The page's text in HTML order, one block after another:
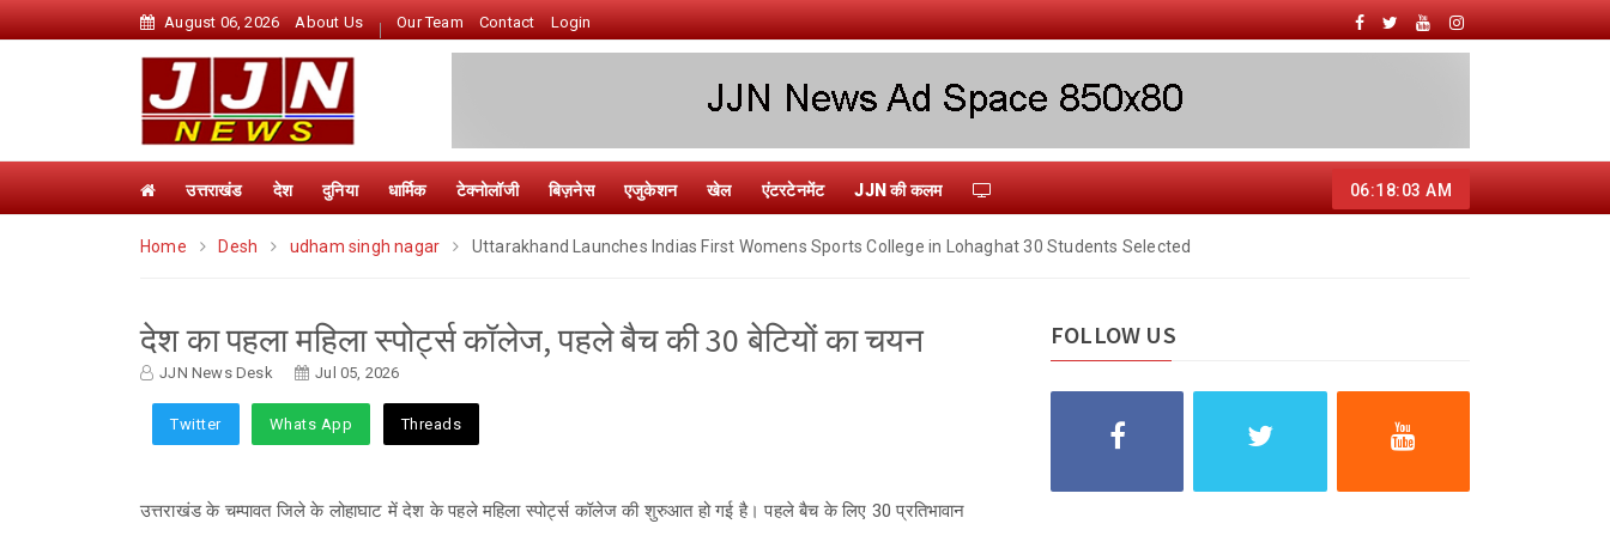
August 06, 2026 About Us Our Team Contact Login
उत्तराखंड देश दुनिया धार्मिक टेक्नोलॉजी बिज़नेस एजुकेशन खेल एंटरटेनमेंट JJN की कलम 06:18:04 AM
Home Desh udham singh nagar Uttarakhand Launches Indias First Womens Sports College in Lohaghat 30 Students Selected
देश का पहला महिला स्पोर्ट्स कॉलेज, पहले बैच की 30 बेटियों का चयन
JJN News Desk Jul 05, 2026
Twitter Whats App Threads
उत्तराखंड के चम्पावत जिले के लोहाघाट में देश के पहले महिला स्पोर्ट्स कॉलेज की शुरुआत हो गई है। पहले बैच के लिए 30 प्रतिभावान
FOLLOW US